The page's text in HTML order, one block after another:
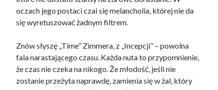
oczach jego postaci czai się melancholia, której nie da
się wyretuszować żadnym filtrem.
Znów słyszę „Time” Zimmera, z „Incepcji” – powolna
fala narastającego czasu. Każda nuta to przypomnienie,
że czas nie czeka na nikogo. Że młodość, jeśli nie
zostanie przeżyta naprawdę, zamienia się w żal, który